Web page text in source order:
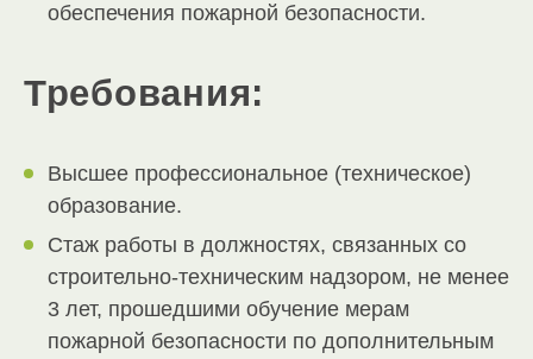
обеспечения пожарной безопасности.
Требования:
Высшее профессиональное (техническое)
образование.
Стаж работы в должностях, связанных со
строительно-техническим надзором, не менее
3 лет, прошедшими обучение мерам
пожарной безопасности по дополнительным